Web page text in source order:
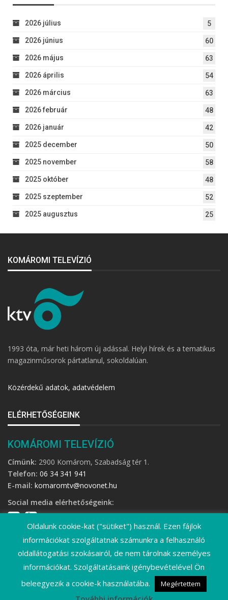
2026 július 5
2026 június 60
2026 május 63
2026 április 54
2026 március 63
2026 február 48
2026 január 42
2025 december 50
2025 november 58
2025 október 48
2025 szeptember 52
2025 augusztus 25
KOMÁROMI TELEVÍZIÓ
1993 óta, már heti három új adással. Helyi hírek és a tematikus
magazinműsorok pártatlanul, sokoldalúan.
Közérdekű adatok, adatvédelem
ELÉRHETŐSÉGEINK
KOMÁROMI TELEVÍZIÓ
Címünk: 2900 Komárom, Szabadság tér 1.
Telefon: 06 34 341 941
E-mail: komaromtv@novonet.hu
Social media elérhetőségeink:
©2026 Komáromi Televízió • Minden jog fenntartva!
Oldalunk cookie-kat ("sütiket") használ. Ezen fájlok
információkat szolgáltatnak számunkra a felhasználó
oldallátogatási szokásairól, de nem tárolnak személyes
információkat. Szolgáltatásaink igénybevételével Ön
beleegyezik a cookie-k használatába.
Megértettem